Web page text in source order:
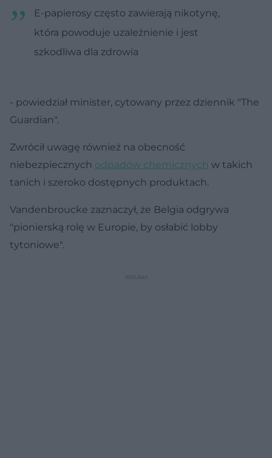
E-papierosy często zawierają nikotynę,
która powoduje uzależnienie i jest
szkodliwa dla zdrowia
- powiedział minister, cytowany przez dziennik "The
Guardian".
Zwrócił uwagę również na obecność
niebezpiecznych odpadów chemicznych w takich
tanich i szeroko dostępnych produktach.
Vandenbroucke zaznaczył, że Belgia odgrywa
"pionierską rolę w Europie, by osłabić lobby
tytoniowe".